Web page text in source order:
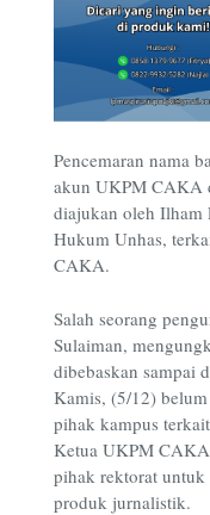
Pencemaran nama
akun UKPM CAKA
diajukan oleh Ilham
Hukum Unhas,
CAKA.
Salah seorang
Sulaiman,
dibebaskan sampai
Kamis, (5/12)
pihak kampus
Ketua UKPM
pihak rektorat untuk
produk jurnalistik.